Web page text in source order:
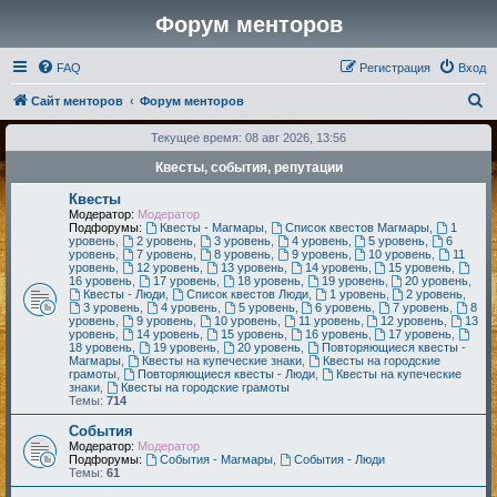
Форум менторов
FAQ Вход
Регистрация
Сайт менторов Форум менторов
о
и
Текущее время: 08 авг 2026, 13:56
Квесты, события, репутации
Квесты
Модератор: Модератор
Подфорумы:
Квесты - Магмары, Список квестов Магмары,
1
уровень
2 уровень, 3 уровень, 4 уровень, 5 уровень
6
уровень
7 уровень, 8 уровень, 9 уровень, 10 уровень
11
уровень
12 уровень, 13 уровень, 14 уровень, 15 уровень
16 уровень
17 уровень, 18 уровень, 19 уровень, 20 уровень
Квесты - Люди, Список квестов Люди, 1 уровень, 2 уровень
3 уровень, 4 уровень, 5 уровень, 6 уровень 7 уровень
8
уровень
9 уровень, 10 уровень, 11 уровень, 12 уровень
13
уровень
14 уровень, 15 уровень, 16 уровень, 17 уровень
18 уровень
19 уровень, 20 уровень,
Повторяющиеся квесты -
Магмары
Квесты на купеческие знаки,
Квесты на городские
грамоты
Повторяющиеся квесты - Люди,
Квесты на купеческие
знаки
Квесты на городские грамоты
Темы: 714
События
Модератор: Модератор
Подфорумы:
События - Магмары,
События - Люди
Темы: 61